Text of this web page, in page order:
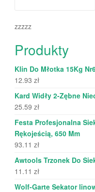
zzzzz
Produkty
Klin Do Młotka 15Kg
12.93 zł
Kard Widły 2-Zębne
25.59 zł
Festa Profesjonalna
Rękojeścią, 650 Mm
93.11 zł
Awtools Trzonek Do
11.11 zł
Wolf-Garte Sekator